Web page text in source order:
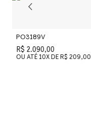
PO3189V
R$ 2.090,00
OU ATÉ 10X DE R$ 209,00